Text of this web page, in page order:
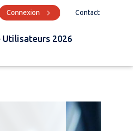
Utilisateurs 2026
Connexion Contact